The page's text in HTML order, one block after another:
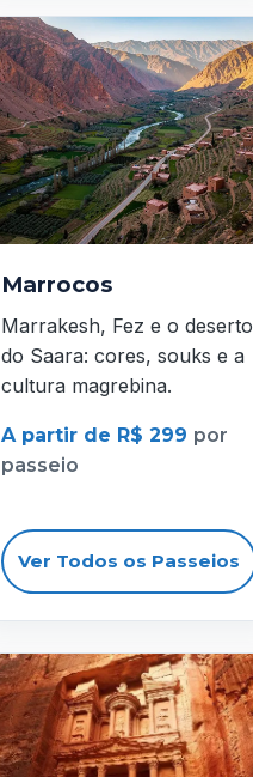
Marrocos
Marrakesh, Fez e o deserto
do Saara: cores, souks e a
cultura magrebina.
A partir de R$ 299 por
passeio
Ver Todos os Passeios